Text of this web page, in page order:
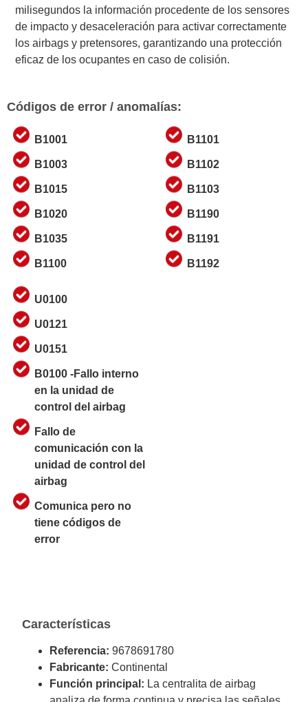
milisegundos la información procedente de los sensores
de impacto y desaceleración para activar correctamente
los airbags y pretensores, garantizando una protección
eficaz de los ocupantes en caso de colisión.
Códigos de error / anomalías:
B1001
B1003
B1015
B1020
B1035
B1100
B1101
B1102
B1103
B1190
B1191
B1192
U0100
U0121
U0151
B0100 -Fallo interno
en la unidad de
control del airbag
Fallo de
comunicación con la
unidad de control del
airbag
Comunica pero no
tiene códigos de
error
Características
Referencia:9678691780
Fabricante:Continental
Función principal: La centralita de airbag